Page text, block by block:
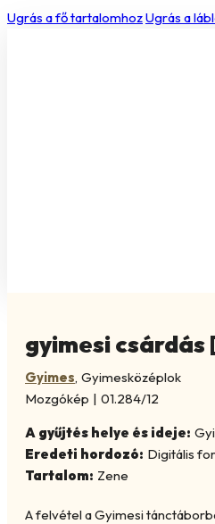
Ugrás a fő tartalomhozUgrás a
gyimesi
Gyimes, Gyimesközéplok
Mozgókép | 01.284/12
A gyűjtés helye és ideje:
Eredeti hordozó: Digitális
Tartalom: Zene
A felvétel a Gyimesi